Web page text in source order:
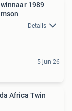
1989
Details
5 jun 26
Africa Twin